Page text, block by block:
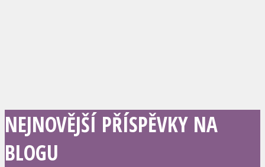
NEJNOVĚJŠÍ PŘÍSPĚVKY NA
BLOGU